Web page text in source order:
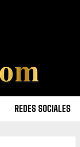
REDES SOCIALES